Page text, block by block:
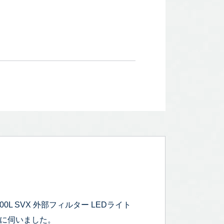
SVX 外部フィルター LEDライト
伺いました。